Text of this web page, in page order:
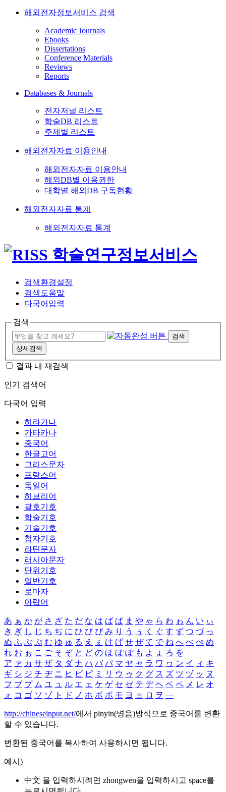
해외전자정보서비스 검색
Academic Journals
Ebooks
Dissertations
Conference Materials
Reviews
Reports
Databases & Journals
전자저널 리스트
학술DB 리스트
주제별 리스트
해외전자자료 이용안내
해외전자자료 이용안내
해외DB별 이용권한
대학별 해외DB 구독현황
해외전자자료 통계
해외전자자료 통계
검색환경설정
검색도움말
다국어입력
검색
검색
상세검색
결과 내 재검색
인기 검색어
다국어 입력
히라가나
가타카나
중국어
한글고어
그리스문자
프랑스어
독일어
히브리어
괄호기호
학술기호
기술기호
첨자기호
라틴문자
러시아문자
단위기호
일반기호
로마자
아랍어
あ ぁ か が さ ざ た だ な は ば ぱ ま や ゃ ら わ ゎ ん い ぃ
き ぎ し じ ち ぢ に ひ び ぴ み り う ぅ く ぐ す ず つ づ っ
ぬ ふ ぶ ぷ む ゆ ゅ る え ぇ け げ せ ぜ て で ね へ べ ぺ め
れ お ぉ こ ご そ ぞ と ど の ほ ぼ ぽ も よ ょ ろ を
ア ァ カ サ ザ タ ダ ナ ハ バ パ マ ヤ ャ ラ ワ ヮ ン イ ィ キ
ギ シ ジ チ ヂ ニ ヒ ビ ピ ミ リ ウ ゥ ク グ ス ズ ツ ヅ ッ ヌ
フ ブ プ ム ユ ュ ル エ ェ ケ ゲ セ ゼ テ デ ヘ ベ ペ メ レ オ
ォ コ ゴ ソ ゾ ト ド ノ ホ ボ ポ モ ヨ ョ ロ ヲ ―
http://chineseinput.net/에서 pinyin(병음)방식으로 중국어를 변환
할 수 있습니다.
변환된 중국어를 복사하여 사용하시면 됩니다.
예시)
中文 을 입력하시려면 zhongwen을 입력하시고 space를